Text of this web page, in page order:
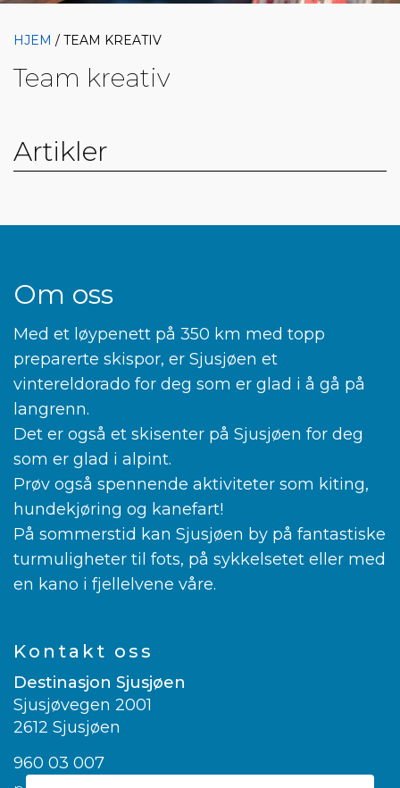
HJEM / TEAM KREATIV
Team kreativ
Artikler
Om oss
Med et løypenett på 350 km med topp
preparerte skispor, er Sjusjøen et
vintereldorado for deg som er glad i å gå på
langrenn.
Det er også et skisenter på Sjusjøen for deg
som er glad i alpint.
Prøv også spennende aktiviteter som kiting,
hundekjøring og kanefart!
På sommerstid kan Sjusjøen by på fantastiske
turmuligheter til fots, på sykkelsetet eller med
en kano i fjellelvene våre.
Kontakt oss
Destinasjon Sjusjøen
Sjusjøvegen 2001
2612 Sjusjøen
960 03 007